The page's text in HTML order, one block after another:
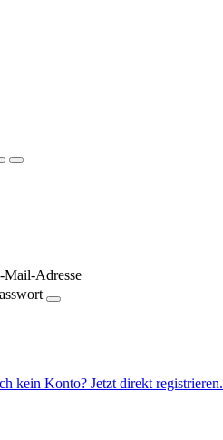
Mail-Adresse
kein Konto? Jetzt direkt registrieren.